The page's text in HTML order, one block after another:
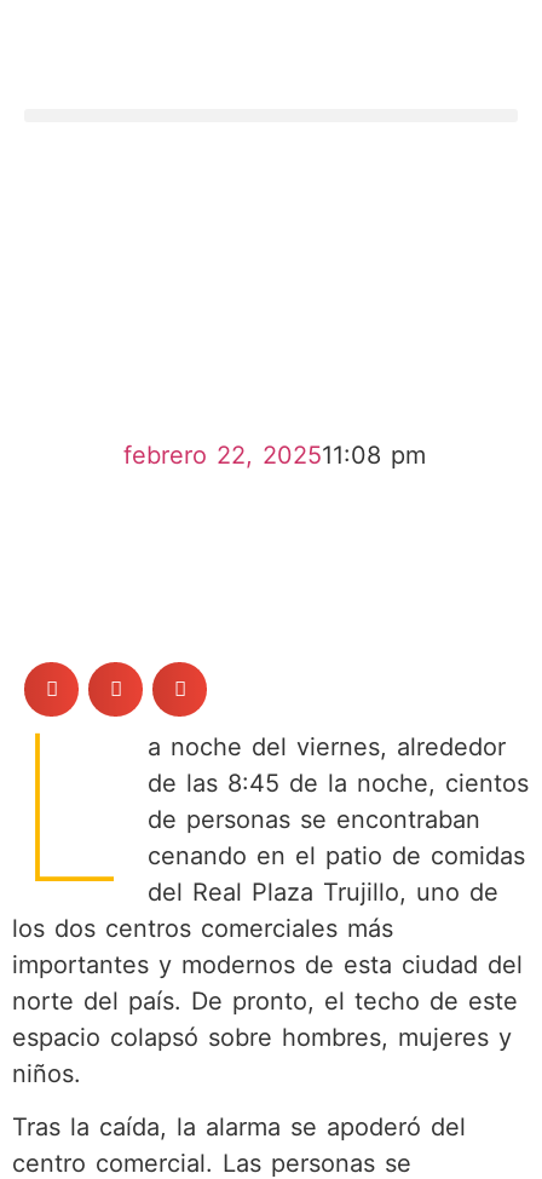
febrero 22, 202511:08 pm
L
a noche del viernes, alrededor
de las 8:45 de la noche, cientos
de personas se encontraban
cenando en el patio de comidas
del Real Plaza Trujillo, uno de
los dos centros comerciales más
importantes y modernos de esta ciudad del
norte del país. De pronto, el techo de este
espacio colapsó sobre hombres, mujeres y
niños.
Tras la caída, la alarma se apoderó del
centro comercial. Las personas se